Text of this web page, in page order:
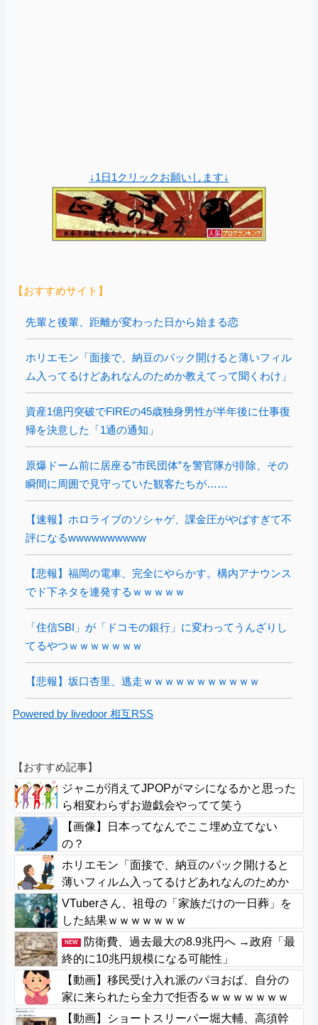
↓1日1クリックお願いします↓
【おすすめサイト】
先輩と後輩、距離が変わった日から始まる恋
ホリエモン「面接で、納豆のパック開けると薄いフィル
ム入ってるけどあれなんのためか教えてって聞くわけ」
資産1億円突破でFIREの45歳独身男性が半年後に仕事復
帰を決意した「1通の通知」
原爆ドーム前に居座る”市民団体”を警官隊が排除、その
瞬間に周囲で見守っていた観客たちが……
【速報】ホロライブのソシャゲ、課金圧がやばすぎて不
評になるwwwwwwwwww
【悲報】福岡の電車、完全にやらかす。構内アナウンス
でド下ネタを連発するｗｗｗｗｗ
「住信SBI」が「ドコモの銀行」に変わってうんざりし
てるやつｗｗｗｗｗｗｗ
【悲報】坂口杏里、逃走ｗｗｗｗｗｗｗｗｗｗｗ
Powered by livedoor 相互RSS
【おすすめ記事】
ジャニが消えてJPOPがマシになるかと思った
ら相変わらずお遊戯会やってて笑う
【画像】日本ってなんでここ埋め立てない
の？
ホリエモン「面接で、納豆のパック開けると
薄いフィルム入ってるけどあれなんのためか
教えてって聞くわけ」
VTuberさん、祖母の「家族だけの一日葬」を
した結果ｗｗｗｗｗｗｗ
NEW
防衛費、過去最大の8.9兆円へ →政府「最
終的に10兆円規模になる可能性」
【動画】移民受け入れ派のパヨおば、自分の
家に来られたら全力で拒否るｗｗｗｗｗｗｗ
ｗｗｗｗｗ
【動画】ショートスリーパー堀大輔、高須幹